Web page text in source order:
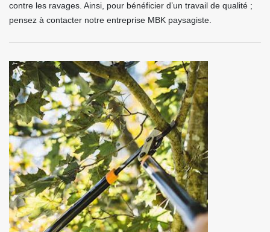
contre les ravages. Ainsi, pour bénéficier d’un travail de qualité ;
pensez à contacter notre entreprise MBK paysagiste.